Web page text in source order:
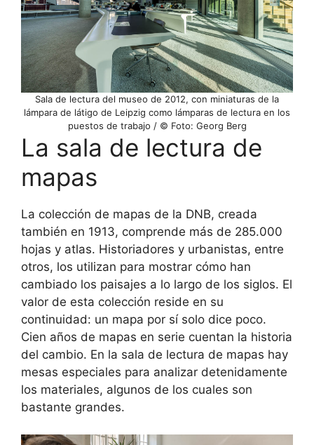
Sala de lectura del museo de 2012, con miniaturas de la
lámpara de látigo de Leipzig como lámparas de lectura en los
puestos de trabajo / © Foto: Georg Berg
La sala de lectura de
mapas
La colección de mapas de la DNB, creada
también en 1913, comprende más de 285.000
hojas y atlas. Historiadores y urbanistas, entre
otros, los utilizan para mostrar cómo han
cambiado los paisajes a lo largo de los siglos. El
valor de esta colección reside en su
continuidad: un mapa por sí solo dice poco.
Cien años de mapas en serie cuentan la historia
del cambio. En la sala de lectura de mapas hay
mesas especiales para analizar detenidamente
los materiales, algunos de los cuales son
bastante grandes.